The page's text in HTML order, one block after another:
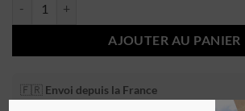
AJOUTER AU PANIER
🇫🇷 Envoi depuis la France